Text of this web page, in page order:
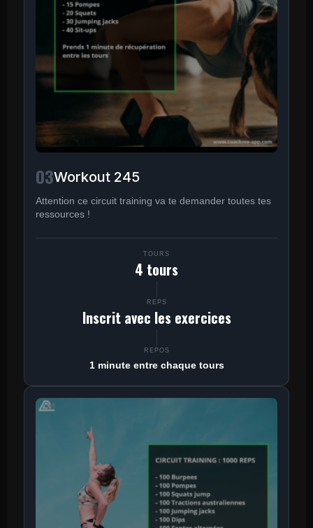
03Workout 245
Attention ce circuit training va te demander toutes tes
ressources !
TOURS
4 tours
REPS
Inscrit avec les exercices
REPOS
1 minute entre chaque tours